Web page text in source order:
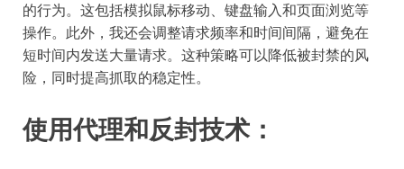
的行为。这包括模拟鼠标移动、键盘输入和页面浏览等
操作。此外，我还会调整请求频率和时间间隔，避免在
短时间内发送大量请求。这种策略可以降低被封禁的风
险，同时提高抓取的稳定性。
使用代理和反封技术：